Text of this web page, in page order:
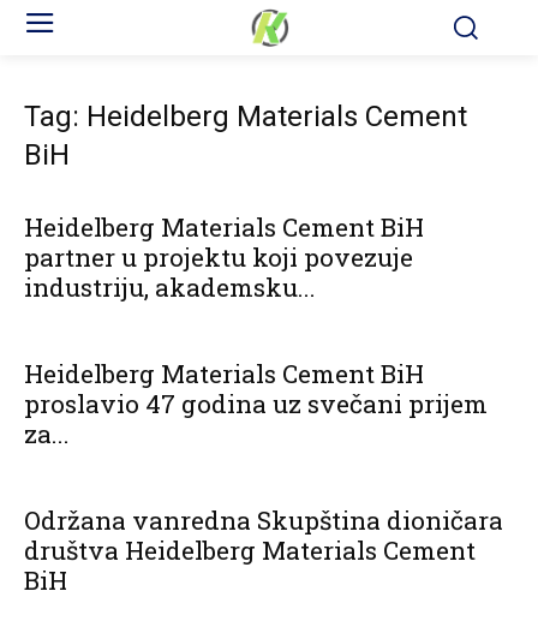
Tag: Heidelberg Materials Cement
BiH
Heidelberg Materials Cement BiH
partner u projektu koji povezuje
industriju, akademsku...
Heidelberg Materials Cement BiH
proslavio 47 godina uz svečani prijem
za...
Održana vanredna Skupština dioničara
društva Heidelberg Materials Cement
BiH